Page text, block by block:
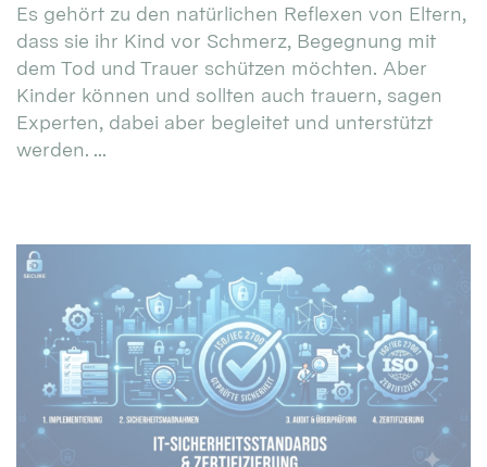
Es gehört zu den natürlichen Reflexen von Eltern,
dass sie ihr Kind vor Schmerz, Begegnung mit
dem Tod und Trauer schützen möchten. Aber
Kinder können und sollten auch trauern, sagen
Experten, dabei aber begleitet und unterstützt
werden. ...